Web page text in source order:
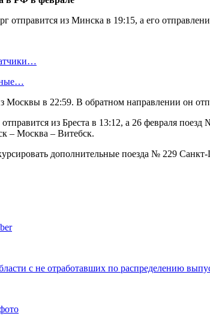
из Минска в 19:15, а его
Москвы в 22:59. В обратном направлении он
из Бреста в 13:12, а 26 февраля
– Москва – Витебск.
дополнительные поезда № 229
с не отработавших по распределению